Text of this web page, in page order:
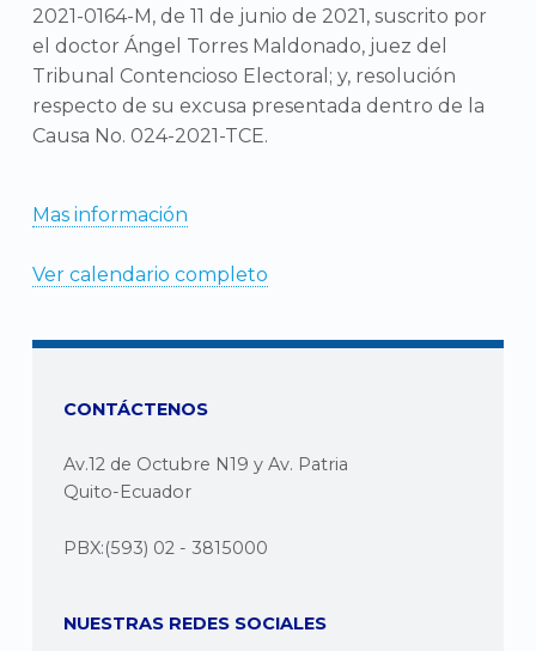
2021-0164-M, de 11 de junio de 2021, suscrito por
el doctor Ángel Torres Maldonado, juez del
Tribunal Contencioso Electoral; y, resolución
respecto de su excusa presentada dentro de la
Causa No. 024-2021-TCE.
Mas información
Ver calendario completo
CONTÁCTENOS
Av.12 de Octubre N19 y Av. Patria
Quito-Ecuador
PBX:(593) 02 - 3815000
NUESTRAS REDES SOCIALES